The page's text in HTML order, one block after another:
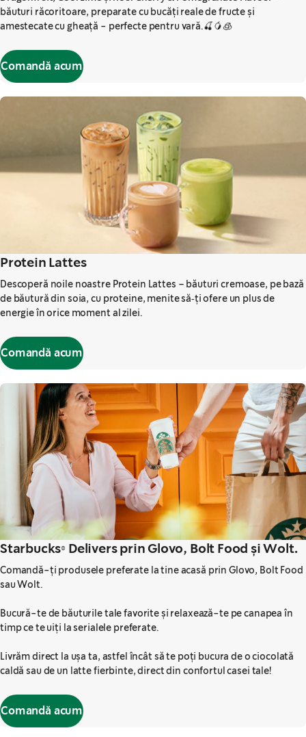
băuturi răcoritoare, preparate cu bucăți reale de fructe și
amestecate cu gheață - perfecte pentru vară.🍒🥭🧊
Comandă acum,
Protein Lattes
Descoperă noile noastre Protein Lattes – băuturi cremoase, pe bază
de băutură din soia, cu proteine, menite să‑ți ofere un plus de
energie în orice moment al zilei.
Comandă acum
Starbucks® Delivers prin Glovo, Bolt Food și Wolt.
Comandă-ți produsele preferate la tine acasă prin Glovo, Bolt Food
sau Wolt.
Bucură-te de băuturile tale favorite și relaxează-te pe canapea în
timp ce te uiți la serialele preferate.
Livrăm direct la ușa ta, astfel încât să te poți bucura de o ciocolată
caldă sau de un latte fierbinte, direct din confortul casei tale!
Comandă acum